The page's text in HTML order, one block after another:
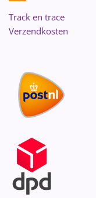
Track en trace
Verzendkosten